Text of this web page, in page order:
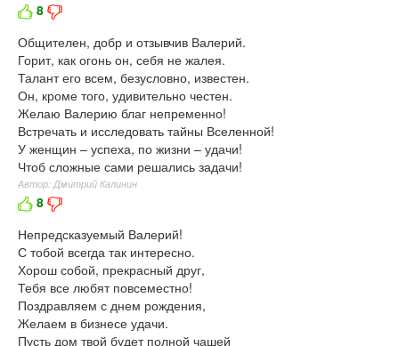
8
Общителен, добр и отзывчив Валерий.
Горит, как огонь он, себя не жалея.
Талант его всем, безусловно, известен.
Он, кроме того, удивительно честен.
Желаю Валерию благ непременно!
Встречать и исследовать тайны Вселенной!
У женщин – успеха, по жизни – удачи!
Чтоб сложные сами решались задачи!
Автор: Дмитрий Калинин
8
Непредсказуемый Валерий!
С тобой всегда так интересно.
Хорош собой, прекрасный друг,
Тебя все любят повсеместно!
Поздравляем с днем рождения,
Желаем в бизнесе удачи.
Пусть дом твой будет полной чашей